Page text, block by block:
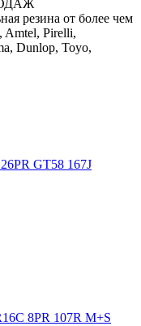
резина от более чем
Amtel, Pirelli,
Dunlop, Toyo,
GT58 167J
8PR 107R M+S